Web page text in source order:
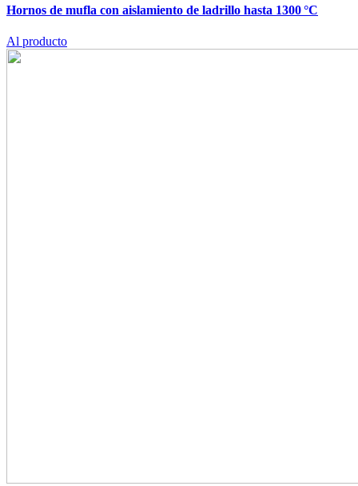
Hornos de mufla con aislamiento de ladrillo hasta 1300 °C
Al producto